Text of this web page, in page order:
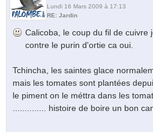
Lundi 16 Mars 2009 à 17:13
RE: Jardin
Calicoba, le coup du fil de cuivre
contre le purin d'ortie ca oui.
Tchincha, les saintes glace
mais les tomates sont plantées
le piment on le méttra dans les
.............. histoire de boire un bon